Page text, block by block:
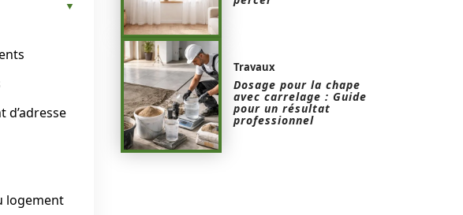
logement
Travaux
Dosage pour la chape
avec carrelage : Guide
pour un résultat
professionnel